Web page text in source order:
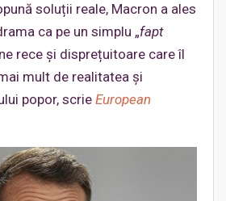
soluții reale, Macron a ales
ca pe un simplu „fapt
rece și disprețuitoare care îl
mult de realitatea și
popor, scrie European